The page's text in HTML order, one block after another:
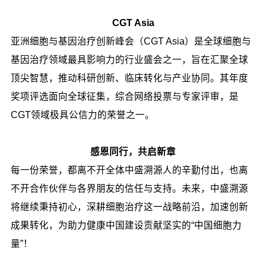
CGT Asia
亚洲细胞与基因治疗创新峰会（CGT Asia）是全球细胞与
基因治疗领域最具影响力的行业盛会之一，旨在汇聚全球
顶尖智慧，推动科研创新、临床转化与产业协同。其年度
奖项评选面向全球征集，综合网络投票与专家评审，是
CGT领域极具公信力的荣誉之一。
感恩同行，共启新章
每一份荣誉，都离不开全体中盛溯源人的辛勤付出，也离
不开合作伙伴与各界朋友的信任与支持。未来，中盛溯源
将继续秉持初心，深耕细胞治疗这一战略前沿，加速创新
成果转化，为助力健康中国建设贡献坚实的“中国细胞力
量”！